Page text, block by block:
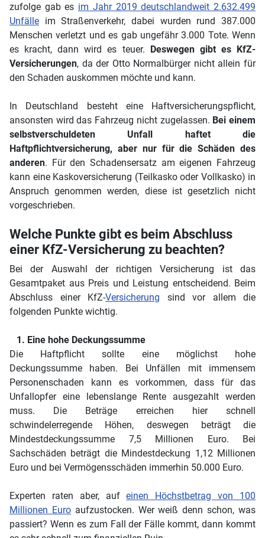
zufolge gab es im Jahr 2019 deutschlandweit 2.632.499
Unfälle im Straßenverkehr, dabei wurden rund 387.000
Menschen verletzt und es gab ungefähr 3.000 Tote. Wenn
es kracht, dann wird es teuer. Deswegen gibt es KfZ-
Versicherungen, da der Otto Normalbürger nicht allein für
den Schaden auskommen möchte und kann.
In Deutschland besteht eine Haftversicherungspflicht,
ansonsten wird das Fahrzeug nicht zugelassen. Bei einem
selbstverschuldeten Unfall haftet die
Haftpflichtversicherung, aber nur für die Schäden des
anderen. Für den Schadensersatz am eigenen Fahrzeug
kann eine Kaskoversicherung (Teilkasko oder Vollkasko) in
Anspruch genommen werden, diese ist gesetzlich nicht
vorgeschrieben.
Welche Punkte gibt es beim Abschluss
einer KfZ-Versicherung zu beachten?
Bei der Auswahl der richtigen Versicherung ist das
Gesamtpaket aus Preis und Leistung entscheidend. Beim
Abschluss einer KfZ-Versicherung sind vor allem die
folgenden Punkte wichtig.
1. Eine hohe Deckungssumme
Die Haftpflicht sollte eine möglichst hohe
Deckungssumme haben. Bei Unfällen mit immensem
Personenschaden kann es vorkommen, dass für das
Unfallopfer eine lebenslange Rente ausgezahlt werden
muss. Die Beträge erreichen hier schnell
schwindelerregende Höhen, deswegen beträgt die
Mindestdeckungssumme 7,5 Millionen Euro. Bei
Sachschäden beträgt die Mindestdeckung 1,12 Millionen
Euro und bei Vermögensschäden immerhin 50.000 Euro.
Experten raten aber, aufeinen Höchstbetrag von 100
Millionen Euroaufzustocken. Wer weiß denn schon, was
passiert? Wenn es zum Fall der Fälle kommt, dann kommt